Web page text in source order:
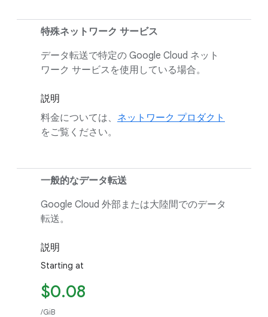
特殊ネットワーク サービス
データ転送で特定の Google Cloud ネット
ワーク サービスを使用している場合。
説明
料金については、 ネットワーク プロダクト
をご覧ください。
一般的なデータ転送
Google Cloud 外部または大陸間でのデータ
転送。
説明
Starting at
$0.08
/GiB